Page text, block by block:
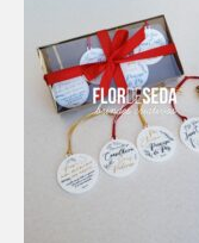
Setembro
Outubro
Novembro